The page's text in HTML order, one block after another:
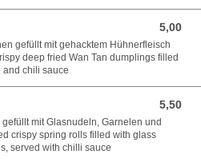
5,00
5,00 EUR
gefüllt mit gehacktem Hühnerfleisch
deep fried Wan Tan dumplings filled
and chili sauce
5,50
5,50 EUR
mit Glasnudeln, Garnelen und
crispy spring rolls filled with glass
served with chilli sauce